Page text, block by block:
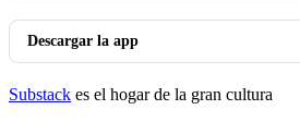
Descargar la app
Substack es el hogar de la gran cultura